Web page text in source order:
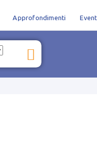
Approfondimenti